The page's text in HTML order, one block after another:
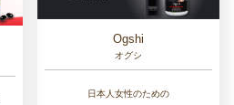
Ogshi
オグシ
日本人女性のための